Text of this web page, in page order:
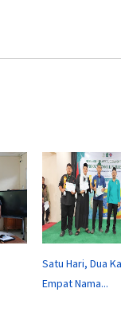
Satu Hari, Dua
Empat Nama...